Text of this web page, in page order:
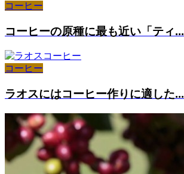
コーヒー
コーヒーの原種に最も近い「ティ...
コーヒー
ラオスにはコーヒー作りに適した...